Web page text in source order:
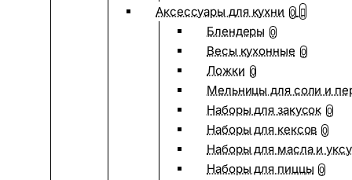
Аксессуары для кухни 0
Блендеры 0
Весы кухонные 0
Ложки 0
Мельницы для соли и
Наборы для закусок 0
Наборы для кексов 0
Наборы для масла и
Наборы для пиццы 0